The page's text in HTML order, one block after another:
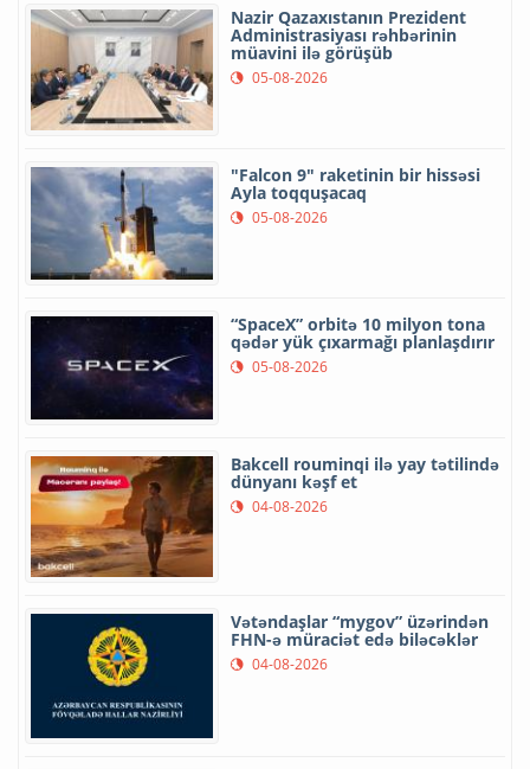
Nazir Qazaxıstanın Prezident
Administrasiyası rəhbərinin
müavini ilə görüşüb
05-08-2026
"Falcon 9" raketinin bir hissəsi
Ayla toqquşacaq
05-08-2026
“SpaceX” orbitə 10 milyon tona
qədər yük çıxarmağı planlaşdırır
05-08-2026
Bakcell rouminqi ilə yay tətilində
dünyanı kəşf et
04-08-2026
Vətəndaşlar “mygov” üzərindən
FHN-ə müraciət edə biləcəklər
04-08-2026